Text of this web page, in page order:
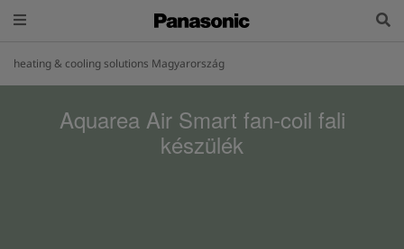
heating & cooling solutions Magyarország
Aquarea Air Smart fan-coil fali
készülék